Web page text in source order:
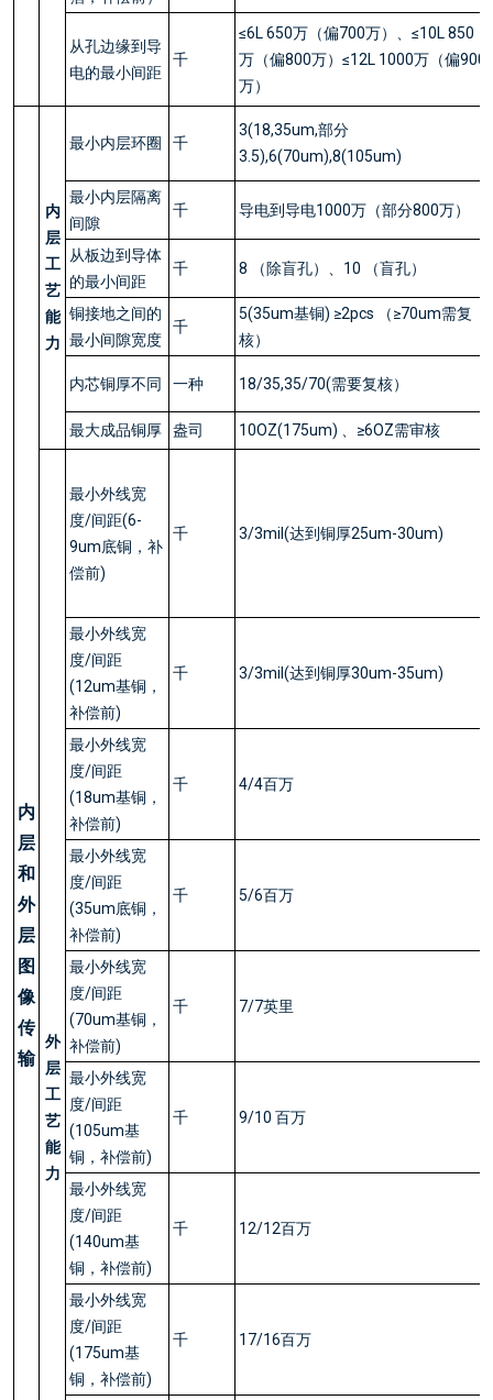
从孔边缘到导
电的最小间距
千
≤6L 650万（偏700万）、≤10L 850
万（偏800万）≤12L 1000万（偏900
万）
内
层
和
外
层
图
像
传
输
内
层
工
艺
能
力
最小内层环圈 千
3(18,35um,部分
3.5),6(70um),8(105um)
最小内层隔离
间隙
千 导电到导电1000万（部分800万）
从板边到导体
的最小间距
千 8 （除盲孔）、10 （盲孔）
铜接地之间的
最小间隙宽度
千
5(35um基铜) ≥2pcs （≥70um需复
核）
内芯铜厚不同 一种 18/35,35/70(需要复核）
最大成品铜厚 盎司 10OZ(175um) 、≥6OZ需审核
外
层
工
艺
能
力
最小外线宽
度/间距(6-
9um底铜，补
偿前)
千 3/3mil(达到铜厚25um-30um)
最小外线宽
度/间距
(12um基铜，
补偿前)
千 3/3mil(达到铜厚30um-35um)
最小外线宽
度/间距
(18um基铜，
补偿前)
千 4/4百万
最小外线宽
度/间距
(35um底铜，
补偿前)
千 5/6百万
最小外线宽
度/间距
(70um基铜，
补偿前)
千 7/7英里
最小外线宽
度/间距
(105um基
铜，补偿前)
千 9/10 百万
最小外线宽
度/间距
(140um基
铜，补偿前)
千 12/12百万
最小外线宽
度/间距
(175um基
铜，补偿前)
千 17/16百万